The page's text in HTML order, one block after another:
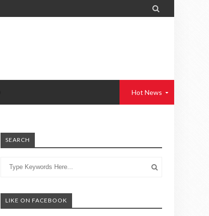

Hot News
SEARCH
LIKE ON FACEBOOK